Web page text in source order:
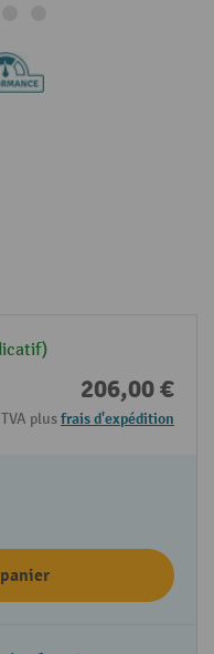
206,00 €
plusfrais d'expédition